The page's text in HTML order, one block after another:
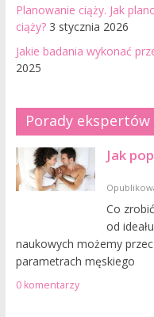
Planowanie ciąży. Jak
ciąży? 3 stycznia 2026
Jakie badania wykonać
2025
Porady ekspertów
Jak
Co
od
naukowych możemy
parametrach męskiego
0 komentarzy